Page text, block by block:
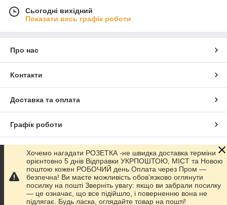
Сьогодні вихідний
Показати весь графік роботи
Про нас
Контакти
Доставка та оплата
Графік роботи
Повна версія сайту
Сайт створено на маркетплейсіProm.ua
Політика конфіденційності
Хочемо нагадати РОЗЕТКА -не швидка доставка терміни
орієнтовно 5 днів Відправки УКРПОШТОЮ, МІСТ та Новою
поштою кожен РОБОЧИЙ день Оплата через Пром —
безпечна! Ви маєте можливість обов’язково оглянути
посилку на пошті Зверніть увагу: якщо ви забрали посилку
— це означає, що все підійшло, і поверненню вона не
підлягає. Будь ласка, оглядайте товар на пошті!